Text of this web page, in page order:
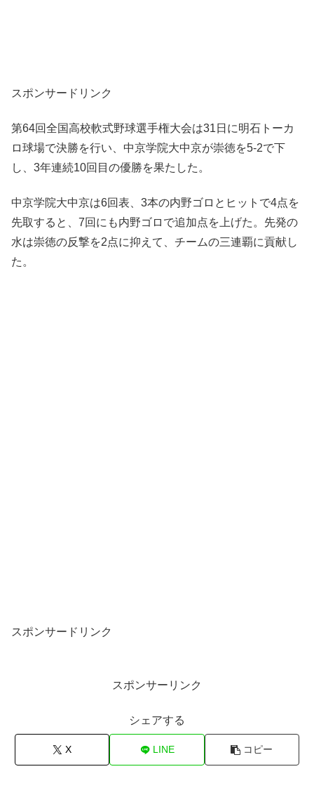
スポンサードリンク
第64回全国高校軟式野球選手権大会は31日に明石トーカ
ロ球場で決勝を行い、中京学院大中京が崇徳を5-2で下
し、3年連続10回目の優勝を果たした。
中京学院大中京は6回表、3本の内野ゴロとヒットで4点を
先取すると、7回にも内野ゴロで追加点を上げた。先発の
水は崇徳の反撃を2点に抑えて、チームの三連覇に貢献し
た。
スポンサードリンク
スポンサーリンク
シェアする
X LINE コピー